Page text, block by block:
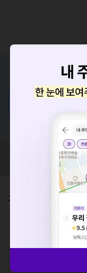
증상/치
의
💬 무엇이든 물어보
혹시 잘못된 병원
모두닥 팀에 알려주세
가격표
추
한 가격은 해당 의료기관에
건강
격입니다. (진료와 연관된
산정될 수 있는 점 참고 바랍
요청하신 작업을
네트워크 또는 서버
세요. 지속적으로 문